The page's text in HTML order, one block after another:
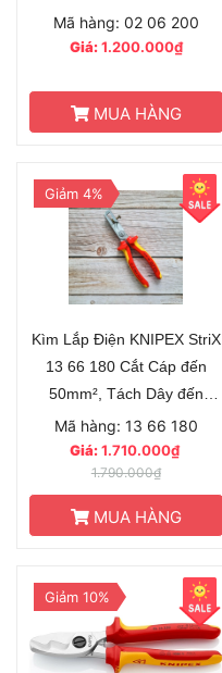
Volt
Mã hàng: 02 06 200
Giá:1.200.000₫
MUA HÀNG
Giảm 4%
Kìm Lắp Điện KNIPEX StriX
13 66 180 Cắt Cáp đến
50mm², Tách Dây đến
10mm²
Mã hàng: 13 66 180
Giá:1.710.000₫
1.790.000₫
MUA HÀNG
Giảm 10%